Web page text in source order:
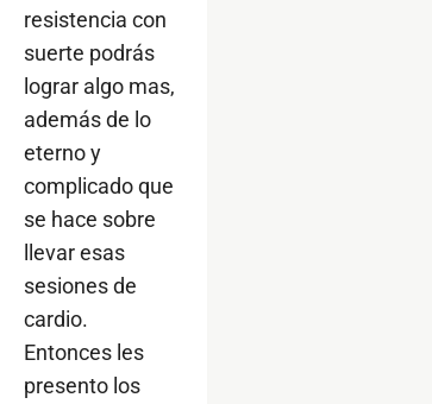
resistencia con
suerte podrás
lograr algo mas,
además de lo
eterno y
complicado que
se hace sobre
llevar esas
sesiones de
cardio.
Entonces les
presento los